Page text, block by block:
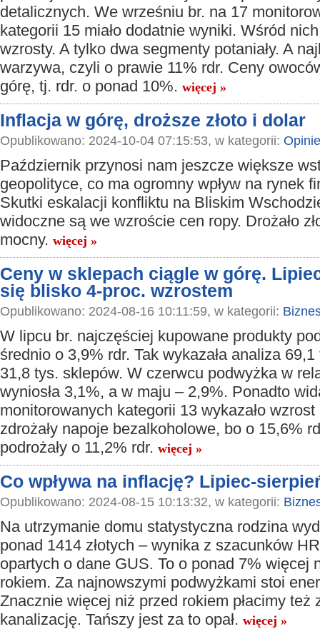
detalicznych. We wrześniu br. na 17
kategorii 15 miało dodatnie wyniki. Wśród
wzrosty. A tylko dwa segmenty potaniały. A
warzywa, czyli o prawie 11% rdr. Ceny
górę, tj. rdr. o ponad 10%. więcej »
Inflacja w górę, droższe złoto i dolar
Opublikowano: 2024-10-04 07:15:53, w kategorii: Opinie
Październik przynosi nam jeszcze większe
geopolityce, co ma ogromny wpływ na rynek
Skutki eskalacji konfliktu na Bliskim
widoczne są we wzroście cen ropy. Drożało
mocny. więcej »
Ceny w sklepach ciągle w górę.
się blisko 4-proc. wzrostem
Opublikowano: 2024-08-16 10:11:59, w kategorii:
W lipcu br. najczęściej kupowane produkty
średnio o 3,9% rdr. Tak wykazała analiza
31,8 tys. sklepów. W czerwcu podwyżka w
wyniosła 3,1%, a w maju – 2,9%. Ponadto
monitorowanych kategorii 13 wykazało
zdrożały napoje bezalkoholowe, bo o 15,6%
podrożały o 11,2% rdr. więcej »
Co wpływa na inflację? Lipiec-
Opublikowano: 2024-08-15 10:13:32, w kategorii:
Na utrzymanie domu statystyczna rodzina
ponad 1414 złotych – wynika z szacunków
opartych o dane GUS. To o ponad 7% więcej
rokiem. Za najnowszymi podwyżkami stoi
Znacznie więcej niż przed rokiem płacimy też
kanalizację. Tańszy jest za to opał. więcej »